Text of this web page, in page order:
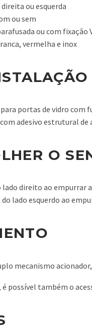
direita ou esquerda
ou sem
ou com fixação
vermelha e inox
portas de vidro com
adesivo estrutural de
O
lado direito ao empurrar
lado esquerdo ao
mecanismo
é possível também o